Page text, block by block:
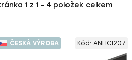
1 z 1 - 4 položek celkem
ČESKÁ VÝROBA Kód: ANHCI207